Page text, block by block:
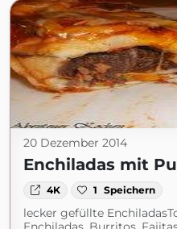
20 Dezember 2014
Enchiladas mit
4K 1 Speichern
lecker gefüllte